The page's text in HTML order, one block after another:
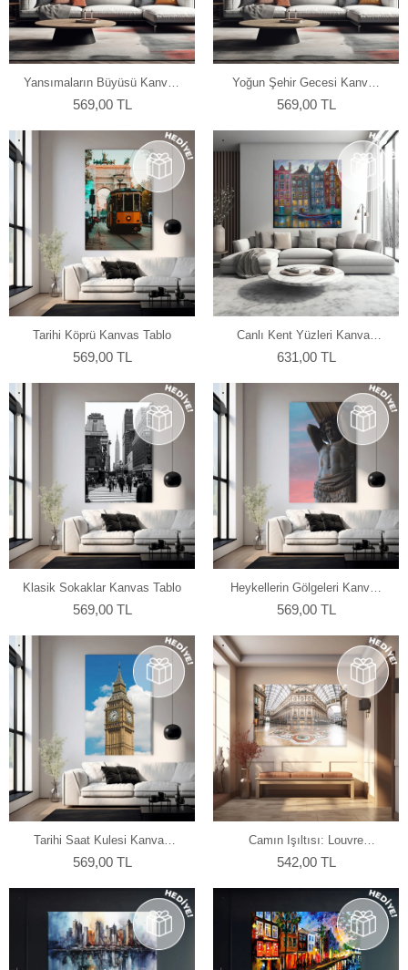
Yansımaların Büyüsü Kanvas
Tablo
569,00 TL
Yoğun Şehir Gecesi Kanvas
Tablo
569,00 TL
Tarihi Köprü Kanvas Tablo
569,00 TL
Canlı Kent Yüzleri Kanvas
Tablo
631,00 TL
Klasik Sokaklar Kanvas Tablo
569,00 TL
Heykellerin Gölgeleri Kanvas
Tablo
569,00 TL
Tarihi Saat Kulesi Kanvas
Tablo
569,00 TL
Camın Işıltısı: Louvre
Piramidi Kanvas Tablo
542,00 TL